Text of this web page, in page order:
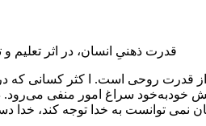
قدرت ذهنیِ انسان، در اثر تعلیم
قدرت روحی است. ا کثر کسانی که
خودبه‌خود سراغ امور منفی می‌رود.
نمی توانست به خدا توجه کند، خدا